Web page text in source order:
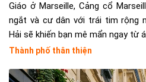
Giáo ở Marseille, Cảng cổ
ngắt và cư dân với trái tim rộng
Hải sẽ khiến bạn mê mẩn ngay từ
Thành phố thân thiện